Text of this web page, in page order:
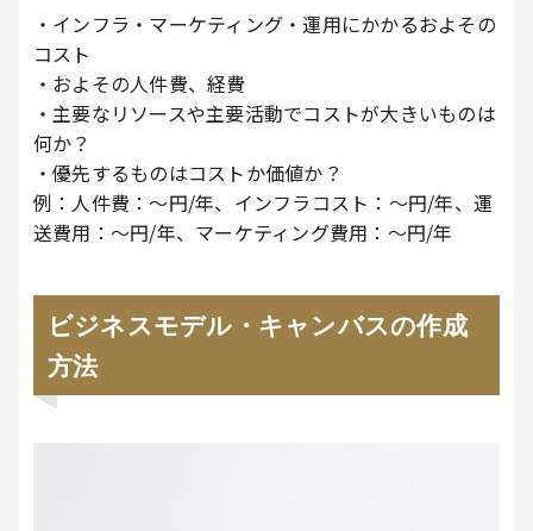
・インフラ・マーケティング・運用にかかるおよその
コスト
・およその人件費、経費
・主要なリソースや主要活動でコストが大きいものは
何か？
・優先するものはコストか価値か？
例：人件費：～円/年、インフラコスト：～円/年、運
送費用：～円/年、マーケティング費用：～円/年
ビジネスモデル・キャンバスの作成
方法